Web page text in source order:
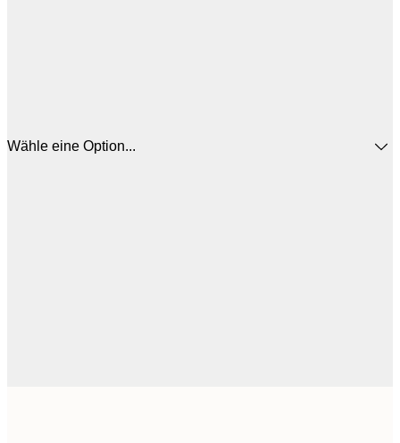
Wähle eine Option...